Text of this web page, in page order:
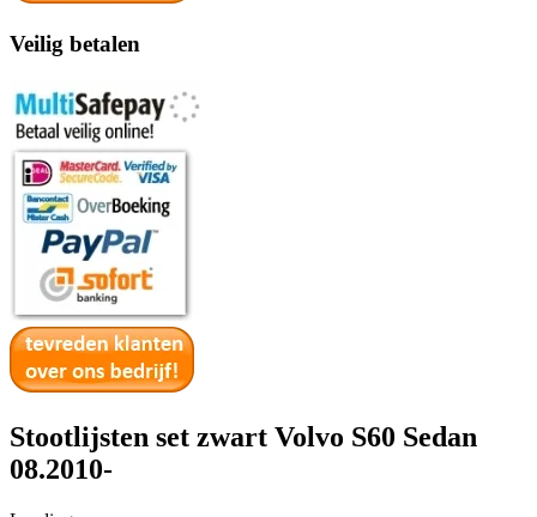
Veilig betalen
Stootlijsten set zwart Volvo S60 Sedan
08.2010-